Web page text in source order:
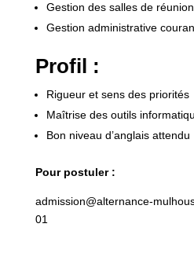
Gestion des salles de réunion
Gestion administrative
Profil :
Rigueur et sens des priorités
Maîtrise des outils
Bon niveau d’anglais attendu
Pour postuler :
admission@alternance-
01